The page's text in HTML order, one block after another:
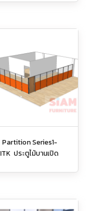
Partition Series1-
ITK ประตูไม้บานเปิด